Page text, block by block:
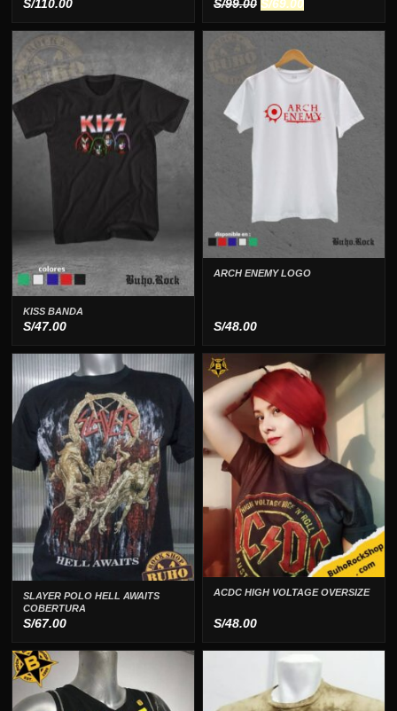
S/110.00 S/99.00
era:
S/99.00.
S/69.00
es:
S/69.00.
KISS BANDA
S/47.00
ARCH ENEMY LOGO
S/48.00
SLAYER POLO HELL AWAITS
COBERTURA
S/67.00
ACDC HIGH VOLTAGE OVERSIZE
S/48.00